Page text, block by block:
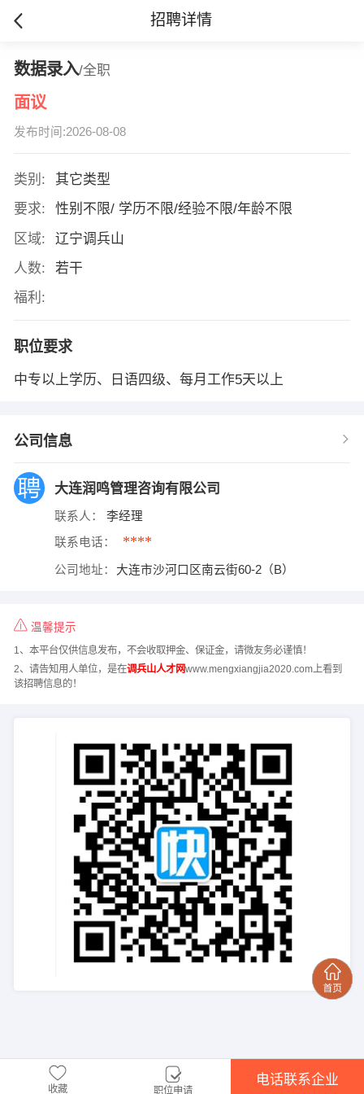
招聘详情
数据录入/全职
面议
发布时间:2026-08-08
类别:
其它类型
要求:
性别不限/ 学历不限/经验不限/年龄不限
区域:
辽宁调兵山
人数:
若干
福利:
职位要求
中专以上学历、日语四级、每月工作5天以上
公司信息
大连润鸣管理咨询有限公司
联系人： 李经理
联系电话： ****
公司地址： 大连市沙河口区南云街60-2（B）
温馨提示
1、本平台仅供信息发布，不会收取押金、保证金，请微友务必谨慎！
2、请告知用人单位，是在调兵山人才网www.mengxiangjia2020.com上看到
该招聘信息的！
收藏 职位申请
电话联系企业